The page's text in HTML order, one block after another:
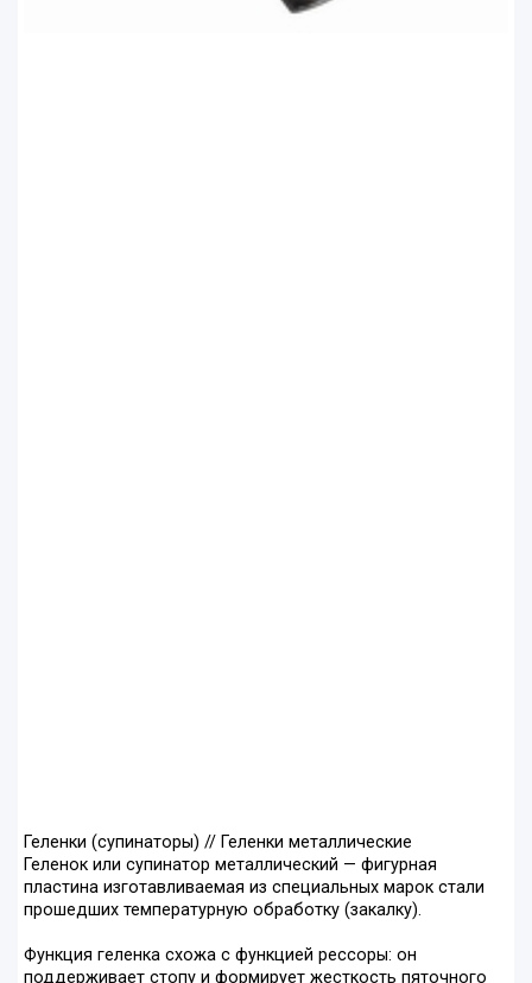
Геленки (супинаторы) // Геленки металлические
Геленок или супинатор металлический — фигурная
пластина изготавливаемая из специальных марок стали
прошедших температурную обработку (закалку).
Функция геленка схожа с функцией рессоры: он
поддерживает стопу и формирует жесткость пяточного